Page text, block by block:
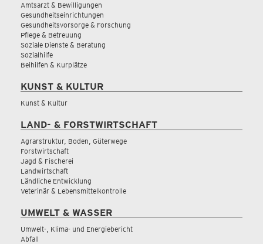
Amtsarzt & Bewilligungen
Gesundheitseinrichtungen
Gesundheitsvorsorge & Forschung
Pflege & Betreuung
Soziale Dienste & Beratung
Sozialhilfe
Beihilfen & Kurplätze
KUNST & KULTUR
Kunst & Kultur
LAND- & FORSTWIRTSCHAFT
Agrarstruktur, Boden, Güterwege
Forstwirtschaft
Jagd & Fischerei
Landwirtschaft
Ländliche Entwicklung
Veterinär & Lebensmittelkontrolle
UMWELT & WASSER
Umwelt-, Klima- und Energiebericht
Abfall